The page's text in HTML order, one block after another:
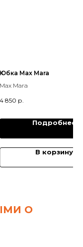
Юбка Max Mara
Max Mara
4 850 р.
Подробнее
В корзину
О